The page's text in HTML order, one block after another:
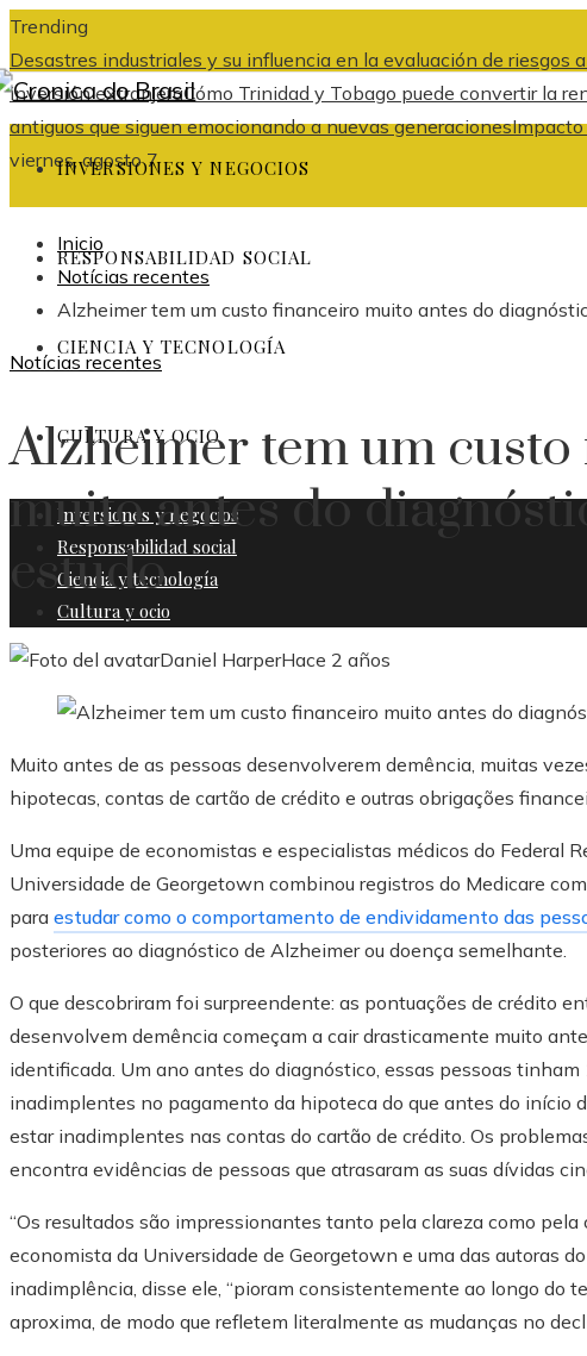
Trending
Desastres industriales y su influencia en la evaluación de riesgos
inversión extranjeraCómo Trinidad y Tobago puede convertir la
antiguos que siguen emocionando a nuevas generaciones
viernes, agosto 7
INVERSIONES Y NEGOCIOS
RESPONSABILIDAD SOCIAL
CIENCIA Y TECNOLOGÍA
CULTURA Y OCIO
Inversiones y negocios
Responsabilidad social
Ciencia y tecnología
Cultura y ocio
Inicio
Notícias recentes
Alzheimer tem um custo financeiro muito antes do
Notícias recentes
Alzheimer tem um
muito antes do
estudo
Daniel HarperHace 2 años
Muito antes de as pessoas desenvolverem demência, muitas
hipotecas, contas de cartão de crédito e outras obrigações
Uma equipe de economistas e especialistas médicos do Federal
Universidade de Georgetown combinou registros do Medicare
para estudar como o comportamento de endividamento das
posteriores ao diagnóstico de Alzheimer ou doença semelhante.
O que descobriram foi surpreendente: as pontuações de crédito
desenvolvem demência começam a cair drasticamente muito
identificada. Um ano antes do diagnóstico, essas pessoas
inadimplentes no pagamento da hipoteca do que antes do início
estar inadimplentes nas contas do cartão de crédito. Os
encontra evidências de pessoas que atrasaram as suas dívidas
“Os resultados são impressionantes tanto pela clareza como pela
economista da Universidade de Georgetown e uma das autoras
inadimplência, disse ele, “pioram consistentemente ao longo do
aproxima, de modo que refletem literalmente as mudanças no